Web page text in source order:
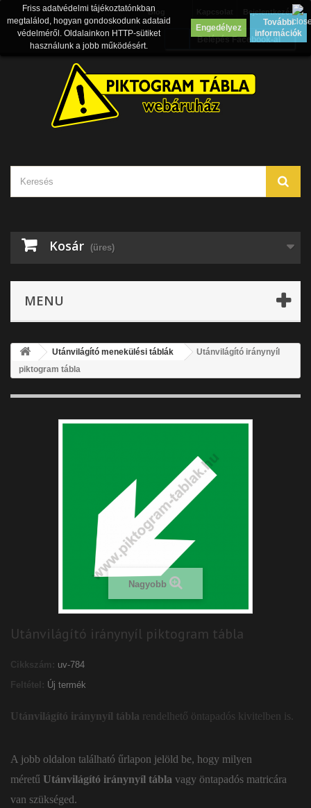
Bejelentkezés
Blog
Belépés Facebook-al
Kosár (üres)
MENU
Friss adatvédelmi tájékoztatónkban
megtalálod, hogyan gondoskodunk adataid
védelméről. Oldalainkon HTTP-sütiket
használunk a jobb működésért.
Engedélyez
További
információk
Utánvilágító menekülési táblák
Utánvilágító iránynyíl
piktogram tábla
Nagyobb
Utánvilágító iránynyíl piktogram tábla
Cikkszám: uv-784
Feltétel: Új termék
Utánvilágító iránynyíl tábla rendelhető öntapadós kivitelben is.
A jobb oldalon található űrlapon jelöld be, hogy milyen
méretű Utánvilágító iránynyíl tábla vagy öntapadós matricára
van szükséged.